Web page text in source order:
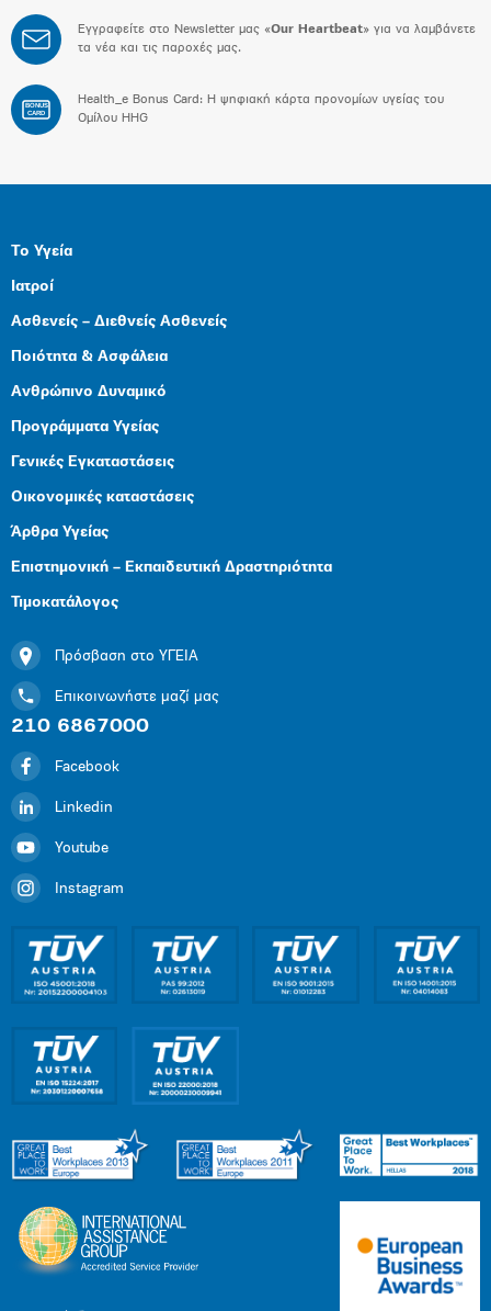
Εγγραφείτε στο Newsletter μας «Our Heartbeat» για να λαμβάνετε
τα νέα και τις παροχές μας.
BONUS
CARD
Health_e Bonus Card: H ψηφιακή κάρτα προνομίων υγείας του
Ομίλου HHG
Το Υγεία
Ιατροί
Ασθενείς – Διεθνείς Ασθενείς
Ποιότητα & Ασφάλεια
Ανθρώπινο Δυναμικό
Προγράμματα Υγείας
Γενικές Εγκαταστάσεις
Οικονομικές καταστάσεις
Άρθρα Υγείας
Επιστημονική – Εκπαιδευτική Δραστηριότητα
Τιμοκατάλογος
Πρόσβαση στο ΥΓΕΙΑ
Επικοινωνήστε μαζί μας
210 6867000
Facebook
Linkedin
Youtube
Instagram